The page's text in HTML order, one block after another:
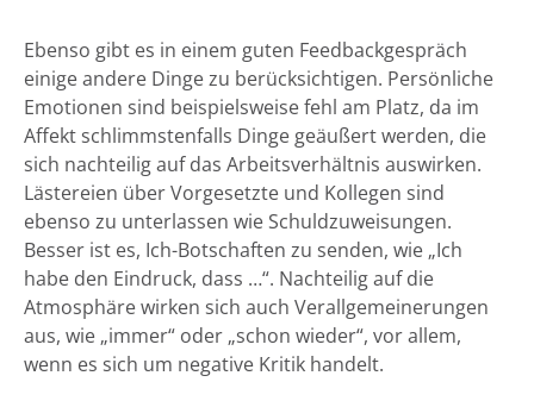
Ebenso gibt es in einem guten Feedbackgespräch
einige andere Dinge zu berücksichtigen. Persönliche
Emotionen sind beispielsweise fehl am Platz, da im
Affekt schlimmstenfalls Dinge geäußert werden, die
sich nachteilig auf das Arbeitsverhältnis auswirken.
Lästereien über Vorgesetzte und Kollegen sind
ebenso zu unterlassen wie Schuldzuweisungen.
Besser ist es, Ich-Botschaften zu senden, wie „Ich
habe den Eindruck, dass …“. Nachteilig auf die
Atmosphäre wirken sich auch Verallgemeinerungen
aus, wie „immer“ oder „schon wieder“, vor allem,
wenn es sich um negative Kritik handelt.